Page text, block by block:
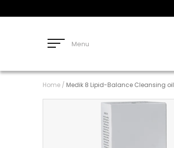
Menu
Home / Medik 8 Lipid-Balance Cleansing oil